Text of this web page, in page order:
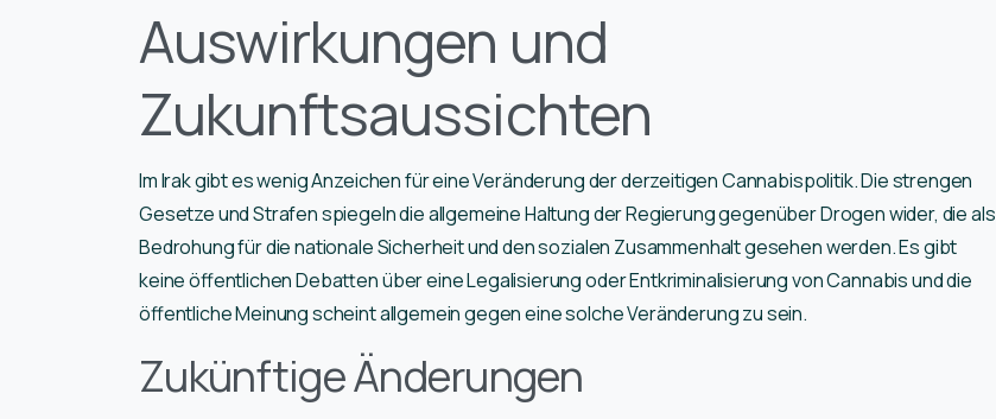
Auswirkungen und
Zukunftsaussichten
Im Irak gibt es wenig Anzeichen für eine Veränderung der derzeitigen Cannabispolitik. Die strengen
Gesetze und Strafen spiegeln die allgemeine Haltung der Regierung gegenüber Drogen wider, die als
Bedrohung für die nationale Sicherheit und den sozialen Zusammenhalt gesehen werden. Es gibt
keine öffentlichen Debatten über eine Legalisierung oder Entkriminalisierung von Cannabis und die
öffentliche Meinung scheint allgemein gegen eine solche Veränderung zu sein.
Zukünftige Änderungen